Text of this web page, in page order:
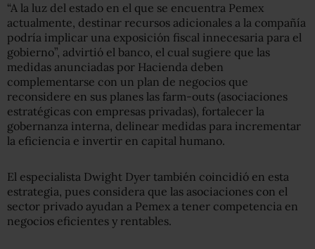
“A la luz del estado en el que se encuentra Pemex
actualmente, destinar recursos adicionales a la compañía
podría implicar una exposición fiscal innecesaria para el
gobierno”, advirtió el banco, el cual sugiere que las
medidas anunciadas por Hacienda deben
complementarse con un plan de negocios que
reconsidere en sus planes las farm-outs (asociaciones
estratégicas con empresas privadas), fortalecer la
gobernanza interna, delinear medidas para incrementar
la eficiencia e invertir en capital humano.
El especialista Dwight Dyer también coincidió en esta
estrategia, pues considera que las asociaciones con el
sector privado ayudan a Pemex a tener competencia en
negocios eficientes y rentables.